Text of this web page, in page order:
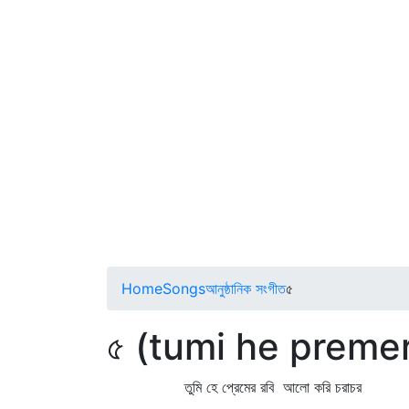
HomeSongsআনুষ্ঠানিক সংগীত৫
৫ (tumi he
তুমি হে প্রেমের রবি আলো করি চরাচর